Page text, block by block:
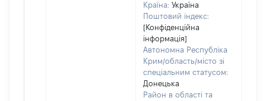
Країна: Україна
Поштовий індекс:
[Конфіденційна
інформація]
Автономна Республіка
Крим/область/місто зі
спеціальним статусом:
Донецька
Район в області та